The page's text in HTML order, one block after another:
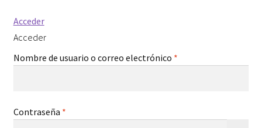
Acceder
Acceder
Nombre de usuario o correo electrónico *Obligatorio
Contraseña *Obligatorio